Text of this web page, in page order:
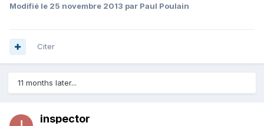
Modifié le 25 novembre 2013 par Paul Poulain
Citer
11 months later...
inspector